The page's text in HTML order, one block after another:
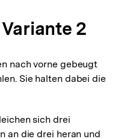
2
nach vorne gebeugt
Sie halten dabei die
sich drei
an die drei heran und